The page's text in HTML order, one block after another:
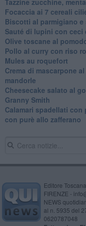
Focaccia ai 7 cereali
Biscotti al parmigiano e
Sauté di lupini con ceci
Olive toscane al
Pollo al curry con riso
Mules au roquefort
Crema di mascarpone
mandorle
Cheesecake salato al
Granny Smith
Calamari spadellati
con purè allo zafferano
Editore
FIRENZE -
NEWS
al n. 5935 del
0620787048